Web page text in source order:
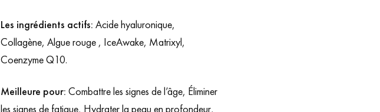
Les ingrédients actifs: Acide hyaluronique,
Collagène, Algue rouge , IceAwake, Matrixyl,
Coenzyme Q10.
Meilleure pour: Combattre les signes de l’âge, Éliminer
les signes de fatigue, Hydrater la peau en profondeur,